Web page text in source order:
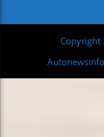
Copyright